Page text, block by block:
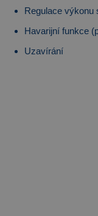
Regulace výkonu
Havarijní funkce
Uzavírání